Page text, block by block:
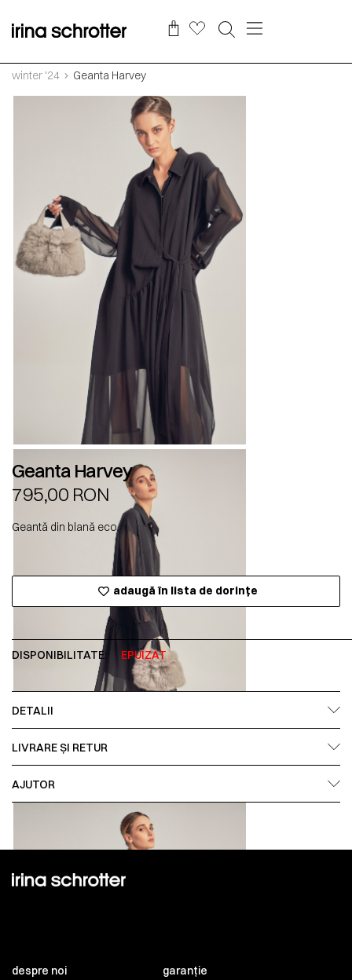
winter '24 Geanta Harvey
Geanta Harvey
795,00 RON
Geantă din blană eco.
adaugă în lista de dorințe
DISPONIBILITATE: EPUIZAT
DETALII
LIVRARE ȘI RETUR
AJUTOR
despre noi garanție